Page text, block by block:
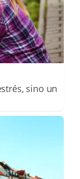
sino un